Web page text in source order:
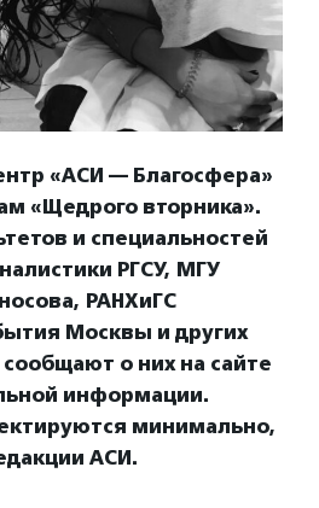
«АСИ — Благосфера»
«Щедрого вторника».
и специальностей
РГСУ, МГУ
РАНХиГС
Москвы и других
сообщают о них на сайте
информации.
минимально,
АСИ.